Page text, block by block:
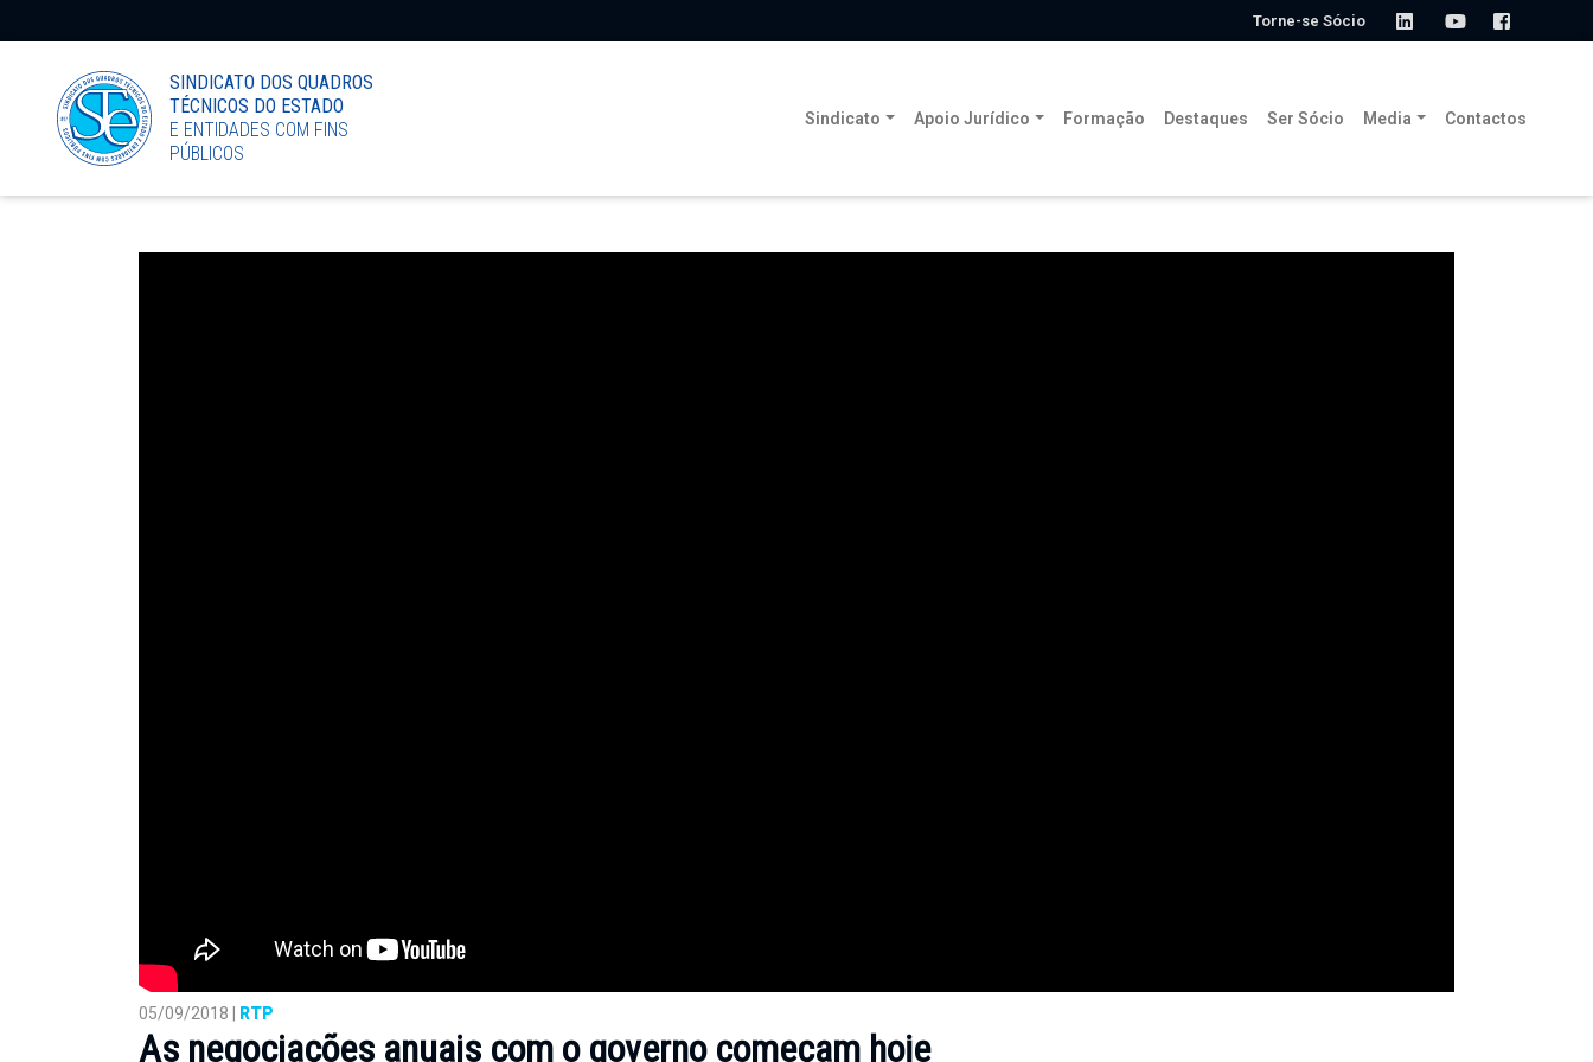
Torne-se Sócio
LinkedInSINDICATO DOS QUADROS
TÉCNICOS DO ESTADO
E ENTIDADES COM FINS
PÚBLICOS
Sindicato Apoio Jurídico Formação Destaques Ser Sócio Media Contactos
05/09/2018 | RTP
As negociações anuais com o governo começam hoje